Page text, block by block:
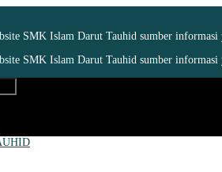
SMK Islam Darut Tauhid sumber
SMK Islam Darut Tauhid sumber